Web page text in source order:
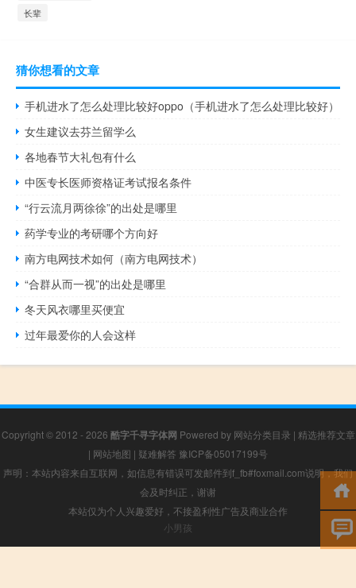
长辈
猜你想看的文章
手机进水了怎么处理比较好oppo（手机进水了怎么处理比较好）
女生建议去芬兰留学么
各地春节大礼包有什么
中医专长医师资格证考试报名条件
“行云流月两徐徐”的出处是哪里
药学专业的考研哪个方向好
南方电网技术如何（南方电网技术）
“合群从而一视”的出处是哪里
冬天风衣哪里买便宜
过年最爱你的人会这样
Copyright © 2012 - 2026 酷字千寻字体网 Powered by 网站分类目录 | 精选推荐文章
| 网站地图 | 疑难解答 豫ICP备05017199号
声明：本站内容来自互联网，如信息有错误可发邮件到f_fb#foxmail.com说明，我们
会及时纠正，谢谢
本站仅为个人兴趣爱好，不接盈利性广告及商业合作
小男孩